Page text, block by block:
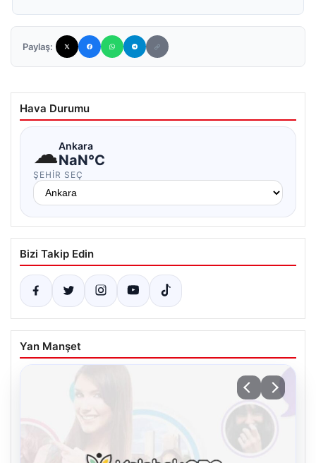
Paylaş:
Hava Durumu
☁Ankara
NaN°C
ŞEHIR SEÇ
Bizi Takip Edin
Yan Manşet